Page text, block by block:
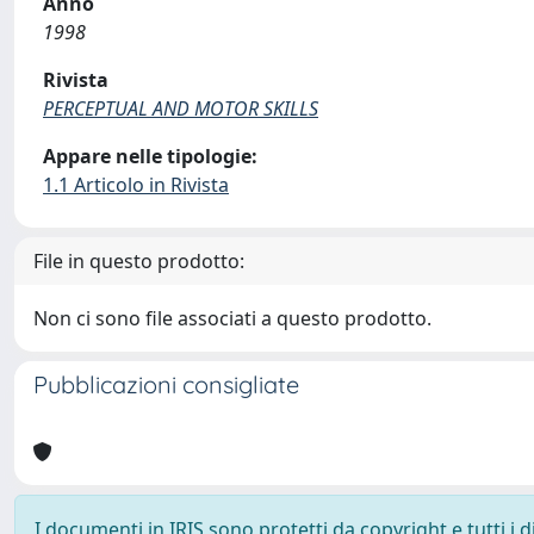
1998
Rivista
PERCEPTUAL AND MOTOR SKILLS
Appare nelle tipologie:
1.1 Articolo in Rivista
File in questo prodotto:
Non ci sono file associati a questo prodotto.
Pubblicazioni consigliate